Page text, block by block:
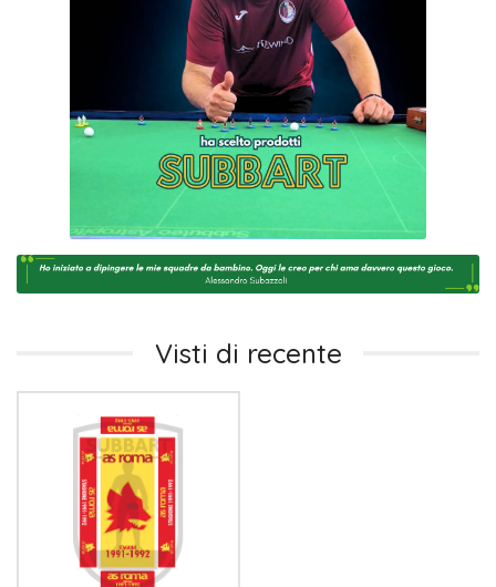
Visti di recente